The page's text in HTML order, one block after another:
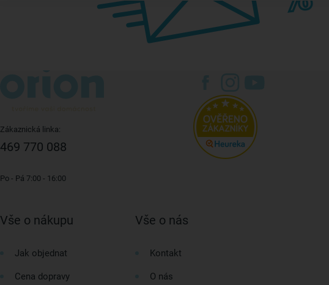
Zákaznická linka:
469 770 088
Po - Pá 7:00 - 16:00
Vše o nákupu
Jak objednat
Cena dopravy
Vše o nás
Kontakt
O nás